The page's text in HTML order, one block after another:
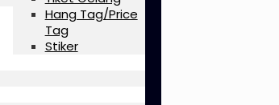
Hang Tag/Price
Tag
Stiker